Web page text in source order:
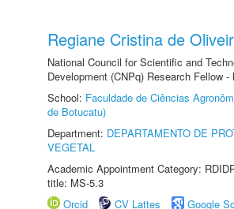
Regiane Cristina de
National Council for Scientific and
Development (CNPq) Research Fellow -
School: Faculdade de Ciências
de Botucatu)
Department: DEPARTAMENTO DE
VEGETAL
Academic Appointment Category:
title: MS-5.3
Orcid
CV Lattes Google